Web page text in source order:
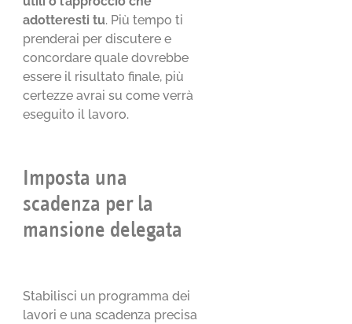
adotteresti tu. Più tempo ti
prenderai per discutere e
concordare quale dovrebbe
essere il risultato finale, più
certezze avrai su come verrà
eseguito il lavoro.
Imposta una
scadenza per la
mansione delegata
Stabilisci un programma dei
lavori e una scadenza precisa